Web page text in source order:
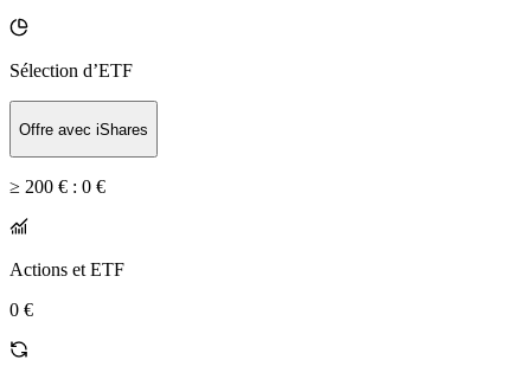
Sélection d’ETF
Offre avec iShares
≥ 200 € : 0 €
Actions et ETF
0 €